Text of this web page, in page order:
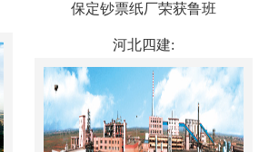
保定钞票纸厂荣获鲁班
河北四建: